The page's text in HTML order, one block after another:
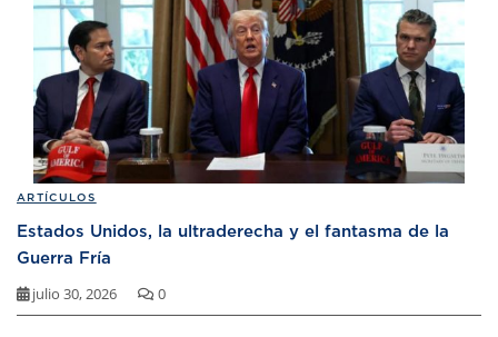
ARTÍCULOS
Estados Unidos, la ultraderecha y el fantasma de la
Guerra Fría
julio 30, 2026 0